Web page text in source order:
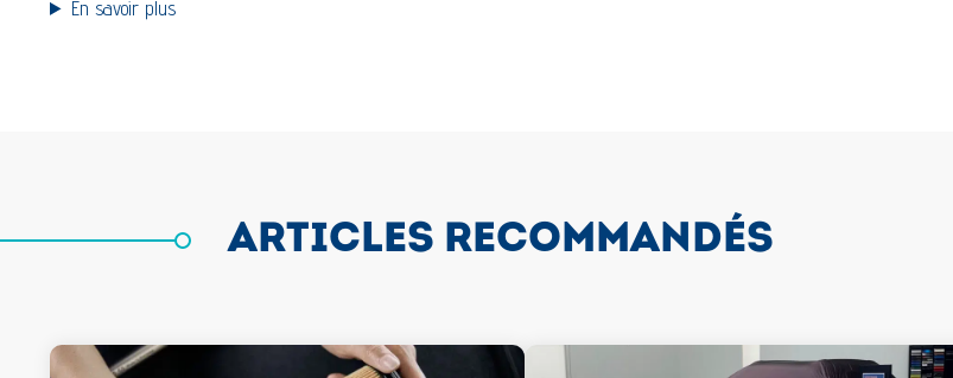
En savoir plus
ARTICLES RECOMMANDÉS